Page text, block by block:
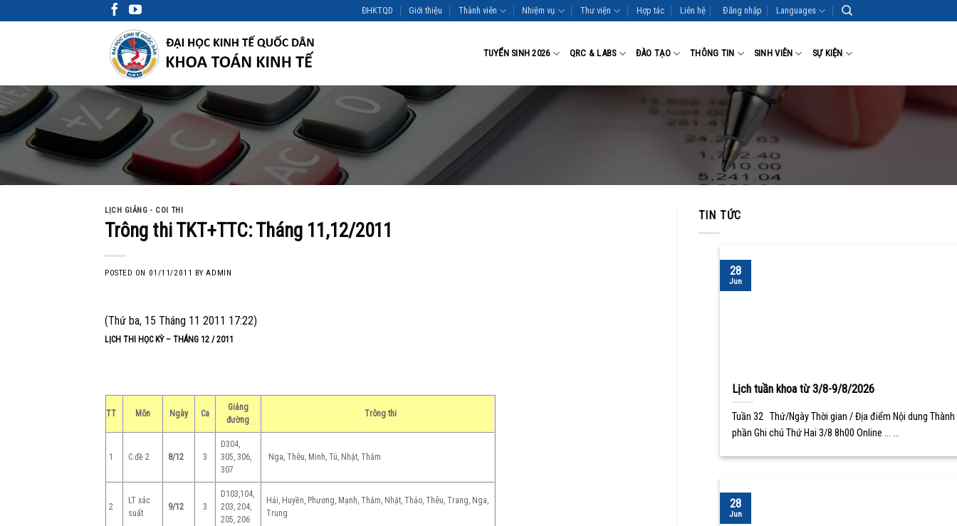
to
ĐHKTQD Giới thiệu Thành viên Nhiệm vụ Thư viện Hợp tác Liên hệ Đăng nhập Languages
TUYỂN SINH 2026 QRC & LABS ĐÀO TẠO THÔNG TIN SINH VIÊN SỰ KIỆN
LỊCH GIẢNG - COI THI
Trông thi TKT+TTC: Tháng 11,12/2011
POSTED ON 01/11/2011 BYADMIN
(Thứ ba, 15 Tháng 11 2011 17:22)
LỊCH THI HỌC KỲ – THÁNG 12 / 2011
TT Môn Ngày Ca
Giảng
đường
Trông thi
1 C.đề 2 8/12 3
D304,
305, 306,
307
Nga, Thêu, Minh, Tú, Nhật, Thắm
2
LT xác
suất
9/12 3
D103,104,
203, 204,
205, 206
Hải, Huyền, Phương, Mạnh, Thắm, Nhật, Thảo, Thêu, Trang, Nga,
Trung
TIN TỨC
Lịch tuần khoa từ 3/8-9/8/2026
Tuần 32 Thứ/Ngày Thời gian / Địa điểm Nội dung Thành
phần Ghi chú Thứ Hai 3/8 8h00 Online ... ...
28
Jun
28
Jun